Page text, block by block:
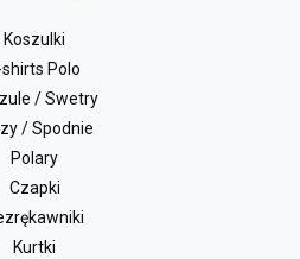
Koszulki
shirts Polo
/ Swetry
/ Spodnie
Polary
Czapki
Kurtki